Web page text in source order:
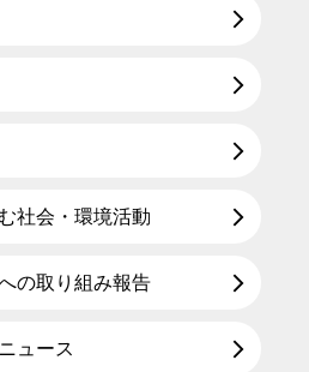
社会・環境活動
の取り組み報告
ュース